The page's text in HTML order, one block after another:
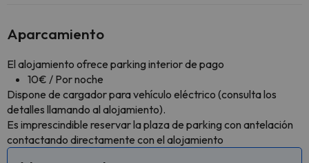
Aparcamiento
El alojamiento ofrece parking interior de pago
10€ / Por noche
Dispone de cargador para vehículo eléctrico (consulta los
detalles llamando al alojamiento).
Es imprescindible reservar la plaza de parking con antelación
contactando directamente con el alojamiento